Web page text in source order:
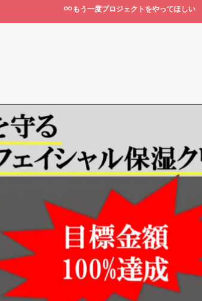
もう一度プロジェクトをやってほしい